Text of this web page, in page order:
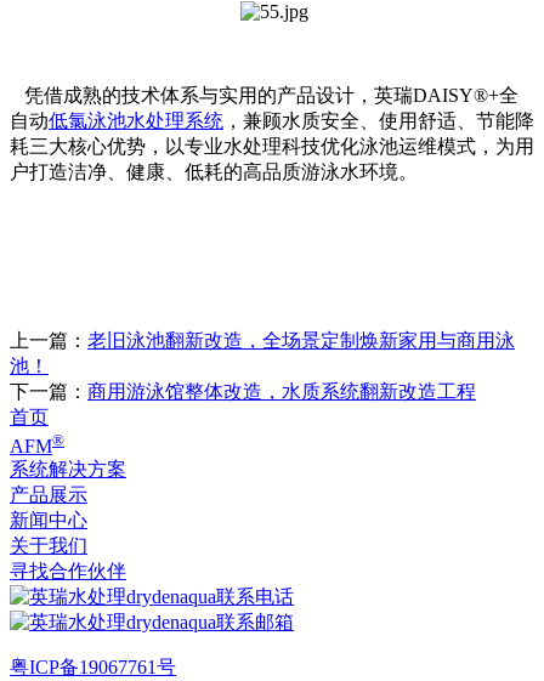
凭借成熟的技术体系与实用的产品设计，英瑞DAISY®+全
自动低氯泳池水处理系统 ，兼顾水质安全、使用舒适、节能降
耗三大核心优势，以专业水处理科技优化泳池运维模式，为用
户打造洁净、健康、低耗的高品质游泳水环境。
上一篇： 老旧泳池翻新改造，全场景定制焕新家用与商用泳
池！
下一篇： 商用游泳馆整体改造，水质系统翻新改造工程
首页
AFM®
系统解决方案
产品展示
新闻中心
关于我们
寻找合作伙伴
粤ICP备19067761号